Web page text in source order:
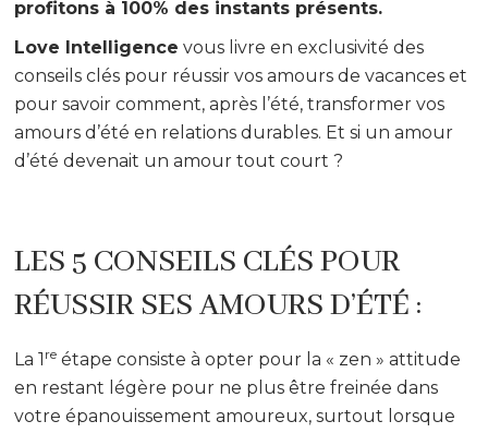
profitons à 100% des instants présents.
Love Intelligence vous livre en exclusivité des
conseils clés pour réussir vos amours de vacances et
pour savoir comment, après l’été, transformer vos
amours d’été en relations durables. Et si un amour
d’été devenait un amour tout court ?
LES 5 CONSEILS CLÉS POUR
RÉUSSIR SES AMOURS D’ÉTÉ :
La 1 re étape consiste à opter pour la « zen » attitude
en restant légère pour ne plus être freinée dans
votre épanouissement amoureux, surtout lorsque